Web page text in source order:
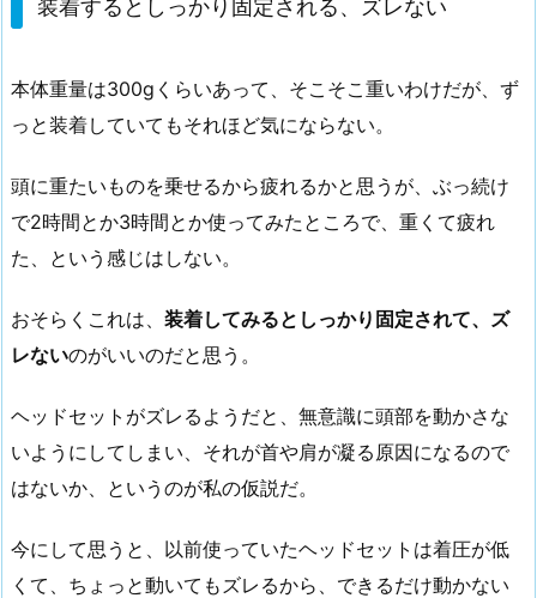
装着するとしっかり固定される、ズレない
本体重量は300gくらいあって、そこそこ重いわけだが、ず
っと装着していてもそれほど気にならない。
頭に重たいものを乗せるから疲れるかと思うが、ぶっ続け
で2時間とか3時間とか使ってみたところで、重くて疲れ
た、という感じはしない。
おそらくこれは、 装着してみるとしっかり固定されて、ズ
レないのがいいのだと思う。
ヘッドセットがズレるようだと、無意識に頭部を動かさな
いようにしてしまい、それが首や肩が凝る原因になるので
はないか、というのが私の仮説だ。
今にして思うと、以前使っていたヘッドセットは着圧が低
くて、ちょっと動いてもズレるから、できるだけ動かない